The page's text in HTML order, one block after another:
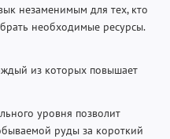
незаменимым для тех, кто
необходимые ресурсы.
из которых повышает
уровня позволит
руды за короткий